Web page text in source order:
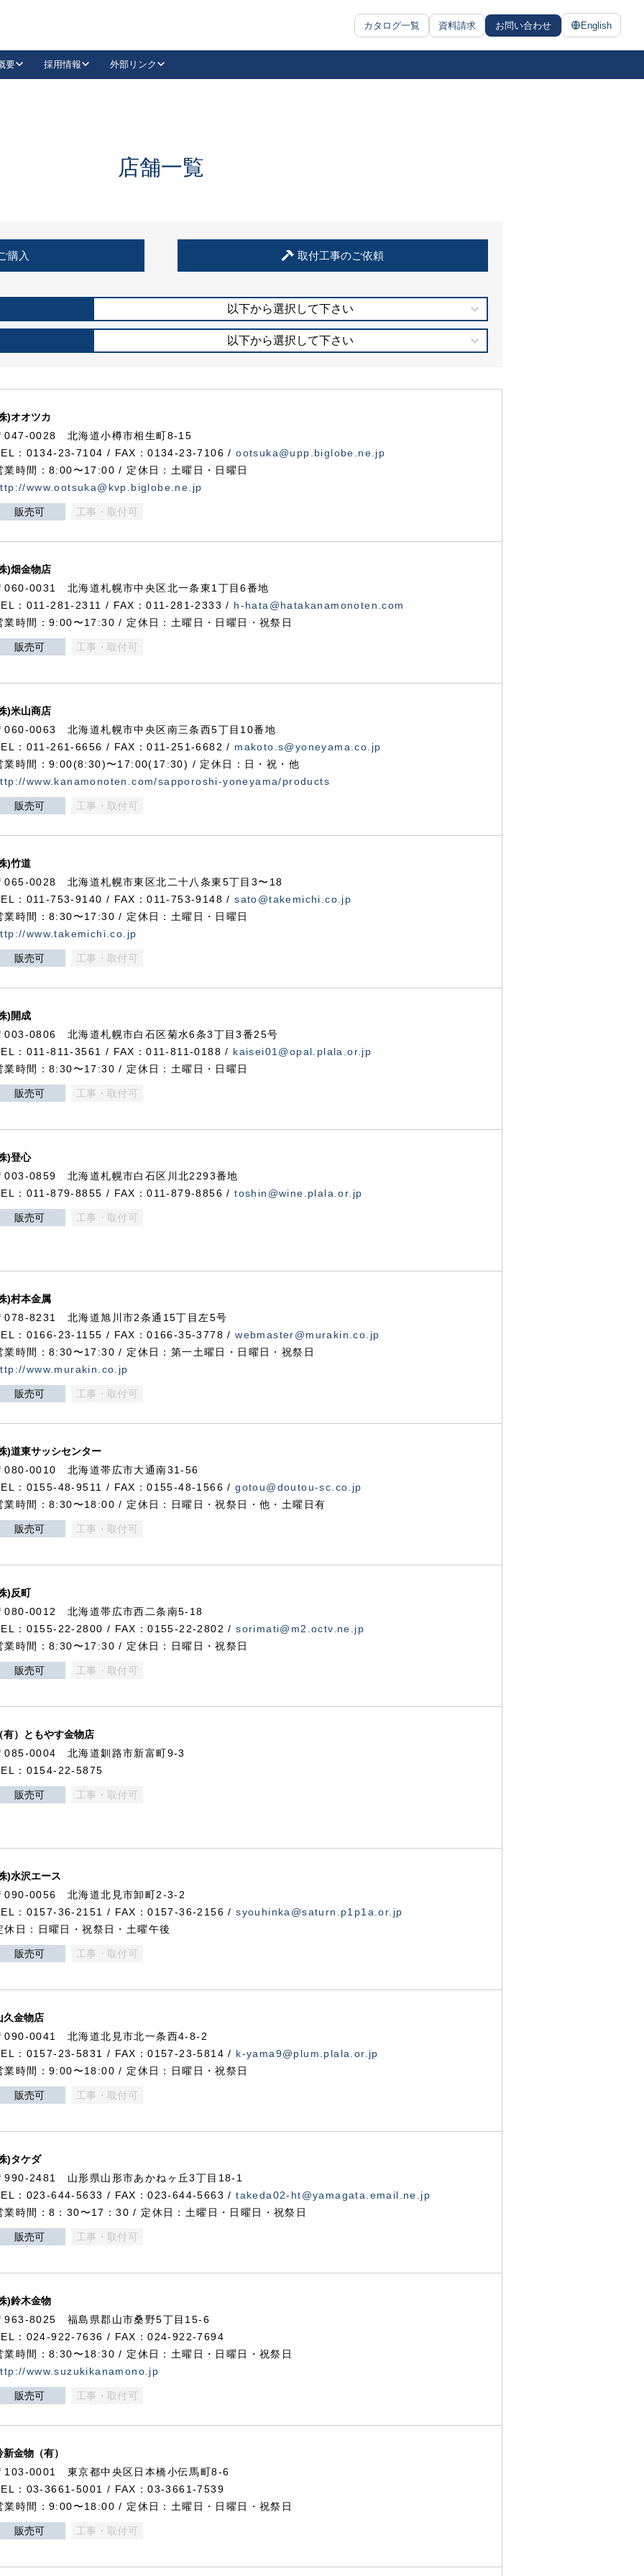
カタログ一覧 資料請求 お問い合わせ English
抗ウイルス・抗菌製品
要 採用情報 外部リンク
LinkedIn
住宅使用部材標準化推進協議会
店舗一覧
購入 取付工事のご依頼
以下から選択して下さい
以下から選択して下さい
)オオツカ
047-0028 北海道小樽市相生町8-15
：0134-23-7104 / FAX：0134-23-7106 /ootsuka@upp.biglobe.ne.jp
業時間：8:00〜17:00 / 定休日：土曜日・日曜日
www.ootsuka@kvp.biglobe.ne.jp
販売可 工事・取付可
)畑金物店
060-0031 北海道札幌市中央区北一条東1丁目6番地
：011-281-2311 / FAX：011-281-2333 / h-hata@hatakanamonoten.com
業時間：9:00〜17:30 / 定休日：土曜日・日曜日・祝祭日
販売可 工事・取付可
)米山商店
060-0063 北海道札幌市中央区南三条西5丁目10番地
：011-261-6656 / FAX：011-251-6682 / makoto.s@yoneyama.co.jp
業時間：9:00(8:30)〜17:00(17:30) / 定休日：日・祝・他
www.kanamonoten.com/sapporoshi-yoneyama/products
販売可 工事・取付可
)竹道
065-0028 北海道札幌市東区北二十八条東5丁目3〜18
：011-753-9140 / FAX：011-753-9148 /sato@takemichi.co.jp
業時間：8:30〜17:30 / 定休日：土曜日・日曜日
www.takemichi.co.jp
販売可 工事・取付可
)開成
003-0806 北海道札幌市白石区菊水6条3丁目3番25号
：011-811-3561 / FAX：011-811-0188 / kaisei01@opal.plala.or.jp
業時間：8:30〜17:30 / 定休日：土曜日・日曜日
販売可 工事・取付可
)登心
003-0859 北海道札幌市白石区川北2293番地
：011-879-8855 / FAX：011-879-8856 /toshin@wine.plala.or.jp
販売可 工事・取付可
)村本金属
078-8231 北海道旭川市2条通15丁目左5号
：0166-23-1155 / FAX：0166-35-3778 /webmaster@murakin.co.jp
業時間：8:30〜17:30 / 定休日：第一土曜日・日曜日・祝祭日
www.murakin.co.jp
販売可 工事・取付可
)道東サッシセンター
080-0010 北海道帯広市大通南31-56
：0155-48-9511 / FAX：0155-48-1566 /gotou@doutou-sc.co.jp
業時間：8:30〜18:00 / 定休日：日曜日・祝祭日・他・土曜日有
販売可 工事・取付可
)反町
080-0012 北海道帯広市西二条南5-18
：0155-22-2800 / FAX：0155-22-2802 /sorimati@m2.octv.ne.jp
業時間：8:30〜17:30 / 定休日：日曜日・祝祭日
販売可 工事・取付可
有）ともやす金物店
085-0004 北海道釧路市新富町9-3
：0154-22-5875
販売可 工事・取付可
)水沢エース
090-0056 北海道北見市卸町2-3-2
：0157-36-2151 / FAX：0157-36-2156 /syouhinka@saturn.p1p1a.or.jp
休日：日曜日・祝祭日・土曜午後
販売可 工事・取付可
久金物店
090-0041 北海道北見市北一条西4-8-2
：0157-23-5831 / FAX：0157-23-5814 / k-yama9@plum.plala.or.jp
業時間：9:00〜18:00 / 定休日：日曜日・祝祭日
販売可 工事・取付可
)タケダ
990-2481 山形県山形市あかねヶ丘3丁目18-1
：023-644-5633 / FAX：023-644-5663 /takeda02-ht@yamagata.email.ne.jp
業時間：8：30〜17：30 / 定休日：土曜日・日曜日・祝祭日
販売可 工事・取付可
)鈴木金物
963-8025 福島県郡山市桑野5丁目15-6
：024-922-7636 / FAX：024-922-7694
業時間：8:30〜18:30 / 定休日：土曜日・日曜日・祝祭日
www.suzukikanamono.jp
販売可 工事・取付可
新金物（有）
103-0001 東京都中央区日本橋小伝馬町8-6
：03-3661-5001 / FAX：03-3661-7539
業時間：9:00〜18:00 / 定休日：土曜日・日曜日・祝祭日
販売可 工事・取付可